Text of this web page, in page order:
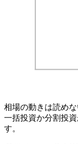
相場の動きは読め
一括投資か分割投
す。